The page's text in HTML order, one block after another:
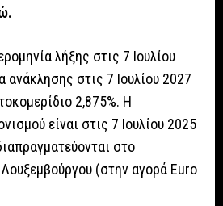
λήξης στις 7 Ιουλίου
ανάκλησης στις 7 Ιουλίου 2027
2,875%. Η
είναι στις 7 Ιουλίου 2025
στο
(στην αγορά Euro